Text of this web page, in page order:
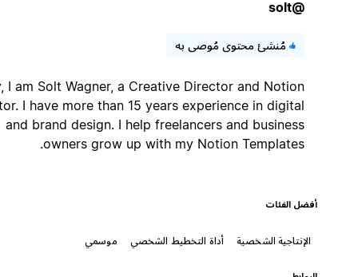
مُنشئ محتوى مُوصى به
Hey, I am Solt Wagner, a Creative Director and Notion
Creator. I have more than 15 years experience in digital
and brand design. I help freelancers and business
owners grow up with my Notion Templates.
أفضل الفئات
الإنتاجية الشخصية أداة التخطيط الشخصي موسمي